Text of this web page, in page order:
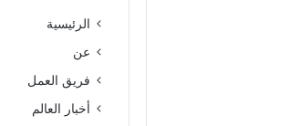
الرئيسية
عن
فريق العمل
أخبار العالم